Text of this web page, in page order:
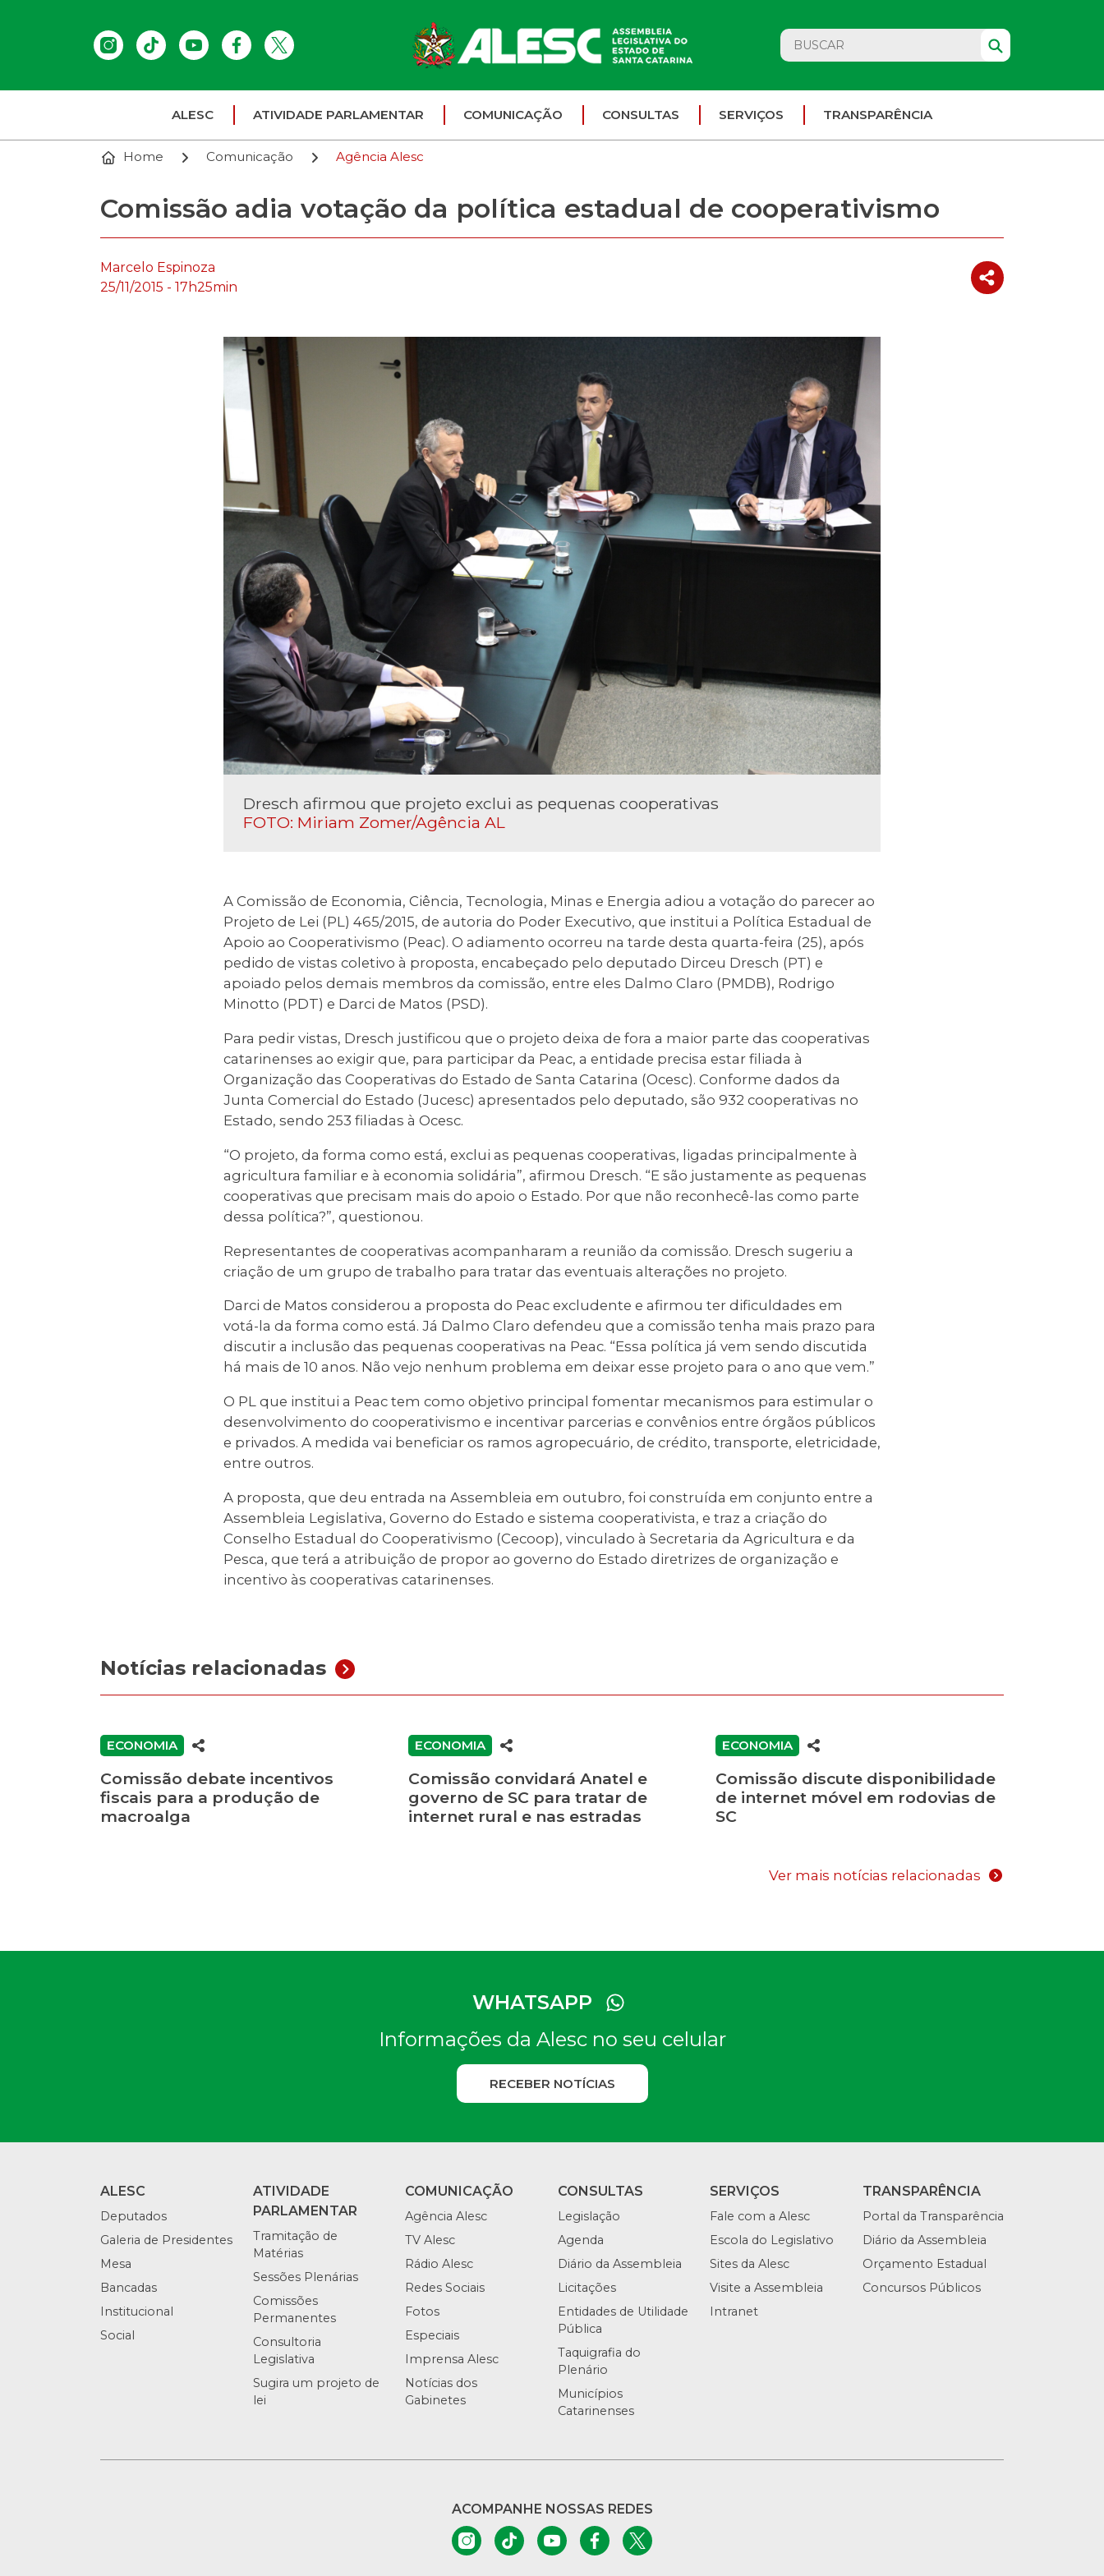
ALESC ATIVIDADE PARLAMENTAR COMUNICAÇÃO CONSULTAS SERVIÇOS TRANSPARÊNCIA
Home Comunicação Agência Alesc
Comissão adia votação da política estadual de cooperativismo
Marcelo Espinoza
25/11/2015 - 17h25min
Dresch afirmou que projeto exclui as pequenas cooperativas
FOTO: Miriam Zomer/Agência AL
A Comissão de Economia, Ciência, Tecnologia, Minas e Energia adiou a votação do parecer ao
Projeto de Lei (PL) 465/2015, de autoria do Poder Executivo, que institui a Política Estadual de
Apoio ao Cooperativismo (Peac). O adiamento ocorreu na tarde desta quarta-feira (25), após
pedido de vistas coletivo à proposta, encabeçado pelo deputado Dirceu Dresch (PT) e
apoiado pelos demais membros da comissão, entre eles Dalmo Claro (PMDB), Rodrigo
Minotto (PDT) e Darci de Matos (PSD).
Para pedir vistas, Dresch justificou que o projeto deixa de fora a maior parte das cooperativas
catarinenses ao exigir que, para participar da Peac, a entidade precisa estar filiada à
Organização das Cooperativas do Estado de Santa Catarina (Ocesc). Conforme dados da
Junta Comercial do Estado (Jucesc) apresentados pelo deputado, são 932 cooperativas no
Estado, sendo 253 filiadas à Ocesc.
“O projeto, da forma como está, exclui as pequenas cooperativas, ligadas principalmente à
agricultura familiar e à economia solidária”, afirmou Dresch. “E são justamente as pequenas
cooperativas que precisam mais do apoio o Estado. Por que não reconhecê-las como parte
dessa política?”, questionou.
Representantes de cooperativas acompanharam a reunião da comissão. Dresch sugeriu a
criação de um grupo de trabalho para tratar das eventuais alterações no projeto.
Darci de Matos considerou a proposta do Peac excludente e afirmou ter dificuldades em
votá-la da forma como está. Já Dalmo Claro defendeu que a comissão tenha mais prazo para
discutir a inclusão das pequenas cooperativas na Peac. “Essa política já vem sendo discutida
há mais de 10 anos. Não vejo nenhum problema em deixar esse projeto para o ano que vem.”
O PL que institui a Peac tem como objetivo principal fomentar mecanismos para estimular o
desenvolvimento do cooperativismo e incentivar parcerias e convênios entre órgãos públicos
e privados. A medida vai beneficiar os ramos agropecuário, de crédito, transporte, eletricidade,
entre outros.
A proposta, que deu entrada na Assembleia em outubro, foi construída em conjunto entre a
Assembleia Legislativa, Governo do Estado e sistema cooperativista, e traz a criação do
Conselho Estadual do Cooperativismo (Cecoop), vinculado à Secretaria da Agricultura e da
Pesca, que terá a atribuição de propor ao governo do Estado diretrizes de organização e
incentivo às cooperativas catarinenses.
Notícias relacionadas
ECONOMIA
Comissão debate incentivos
fiscais para a produção de
macroalga
ECONOMIA
Comissão convidará Anatel e
governo de SC para tratar de
internet rural e nas estradas
ECONOMIA
Comissão discute disponibilidade
de internet móvel em rodovias de
SC
Ver mais notícias relacionadas
WHATSAPP
Informações da Alesc no seu celular
RECEBER NOTÍCIAS
ALESC
Deputados
Galeria de Presidentes
Mesa
Bancadas
Institucional
Social
ATIVIDADE
PARLAMENTAR
Tramitação de
Matérias
Sessões Plenárias
Comissões
Permanentes
Consultoria
Legislativa
Sugira um projeto de
lei
COMUNICAÇÃO
Agência Alesc
TV Alesc
Rádio Alesc
Redes Sociais
Fotos
Especiais
Imprensa Alesc
Notícias dos
Gabinetes
CONSULTAS
Legislação
Agenda
Diário da Assembleia
Licitações
Entidades de Utilidade
Pública
Taquigrafia do
Plenário
Municípios
Catarinenses
SERVIÇOS
Fale com a Alesc
Escola do Legislativo
Sites da Alesc
Visite a Assembleia
Intranet
TRANSPARÊNCIA
Portal da Transparência
Diário da Assembleia
Orçamento Estadual
Concursos Públicos
ACOMPANHE NOSSAS REDES